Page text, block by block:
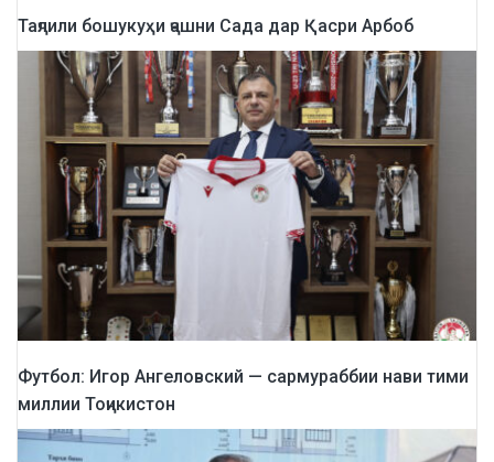
Таҷлили бошукуҳи ҷашни Сада дар Қасри Арбоб
Футбол: Игор Ангеловский — сармураббии нави тими
миллии Тоҷикистон